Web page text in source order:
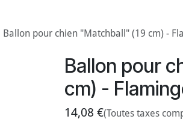
Ballon pour chien "Matchball" (19 cm) -
Ballon pour
cm) -
14,08 €(Toutes taxes